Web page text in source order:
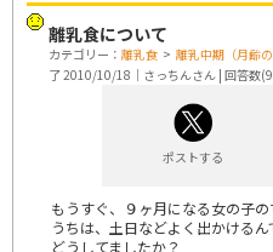
離乳食について
カテゴリー： 離乳食 > 離乳中期（月齢
了 2010/10/18｜さっちんさん | 回答数
ポストする
もうすぐ、９ヶ月になる女の子の
うちは、土日などよく出かける
どうしてましたか？